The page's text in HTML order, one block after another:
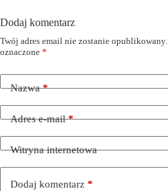
Dodaj komentarz
Twój adres email nie zostanie opublikowany.
oznaczone *
Nazwa*
Adres e-mail*
Witryna internetowa
Dodaj komentarz *